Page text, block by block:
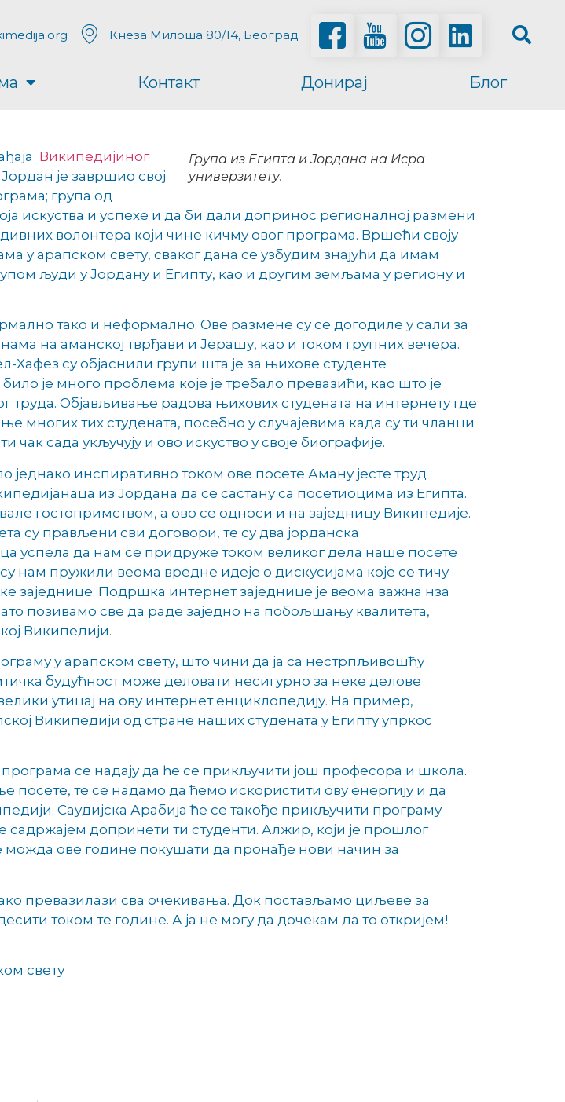
Кнеза Милоша 80/14, Београд
Контакт Донирај Блог
Група из Египта и Јордана на Исра
универзитету.
Википедијиног
је завршио свој
група од
искуства и успехе и да би дали допринос регионалној размени
волонтера који чине кичму овог програма. Вршећи своју
у арапском свету, сваког дана се узбудим знајући да имам
људи у Јордану и Египту, као и другим земљама у региону и
тако и неформално. Ове размене су се догодиле у сали за
на аманској тврђави и Јерашу, као и током групних вечера.
су објаснили групи шта је за њихове студенте
је много проблема које је требало превазићи, као што је
труда. Објављивање радова њихових студената на интернету где
многих тих студената, посебно у случајевима када су ти чланци
сада укључују и ово искуство у своје биографије.
једнако инспиративно током ове посете Аману јесте труд
из Јордана да се састану са посетиоцима из Египта.
гостопримством, а ово се односи и на заједницу Википедије.
су прављени сви договори, те су два јорданска
успела да нам се придруже током великог дела наше посете
нам пружили веома вредне идеје о дискусијама које се тичу
заједнице. Подршка интернет заједнице је веома важна нза
позивамо све да раде заједно на побољшању квалитета,
Википедији.
у арапском свету, што чини да ја са нестрпљивошћу
будућност може деловати несигурно за неке делове
утицај на ову интернет енциклопедију. На пример,
Википедији од стране наших студената у Египту упркос
се надају да ће се прикључити још професора и школа.
те се надамо да ћемо искористити ову енергију и да
Саудијска Арабија ће се такође прикључити програму
допринети ти студенти. Алжир, који је прошлог
ове године покушати да пронађе нови начин за
превазилази сва очекивања. Док постављамо циљеве за
током те године. А ја не могу да дочекам да то откријем!
свету